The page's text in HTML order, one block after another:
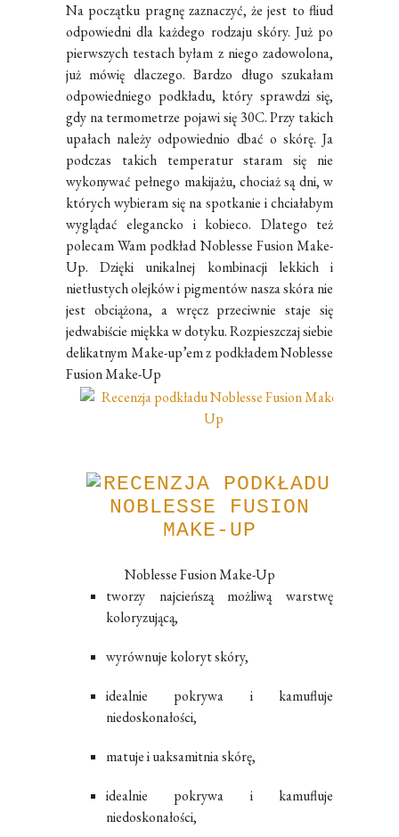
Na początku pragnę zaznaczyć, że jest to fliud
odpowiedni dla każdego rodzaju skóry. Już po
pierwszych testach byłam z niego zadowolona,
już mówię dlaczego. Bardzo długo szukałam
odpowiedniego podkładu, który sprawdzi się,
gdy na termometrze pojawi się 30C. Przy takich
upałach należy odpowiednio dbać o skórę. Ja
podczas takich temperatur staram się nie
wykonywać pełnego makijażu, chociaż są dni, w
których wybieram się na spotkanie i chciałabym
wyglądać elegancko i kobieco. Dlatego też
polecam Wam podkład Noblesse Fusion Make-
Up. Dzięki unikalnej kombinacji lekkich i
nietłustych olejków i pigmentów nasza skóra nie
jest obciążona, a wręcz przeciwnie staje się
jedwabiście miękka w dotyku. Rozpieszczaj siebie
delikatnym Make-up’em z podkładem Noblesse
Fusion Make-Up
Noblesse Fusion Make-Up
tworzy najcieńszą możliwą warstwę
koloryzującą,
wyrównuje koloryt skóry,
idealnie pokrywa i kamufluje
niedoskonałości,
matuje i uaksamitnia skórę,
idealnie pokrywa i kamufluje
niedoskonałości,